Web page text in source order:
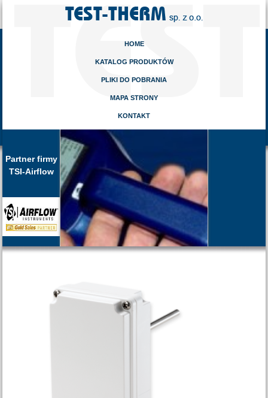
HOME
KATALOG PRODUKTÓW
PLIKI DO POBRANIA
MAPA STRONY
KONTAKT
Partner firmy
TSI-Airflow